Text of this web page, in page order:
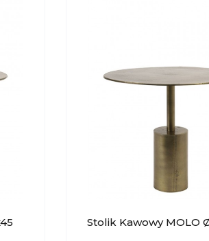
Stolik Kawowy MOLO